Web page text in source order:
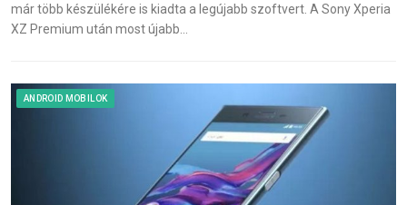
már több készülékére is kiadta a legújabb szoftvert. A Sony Xperia
XZ Premium után most újabb…
ANDROID MOBILOK